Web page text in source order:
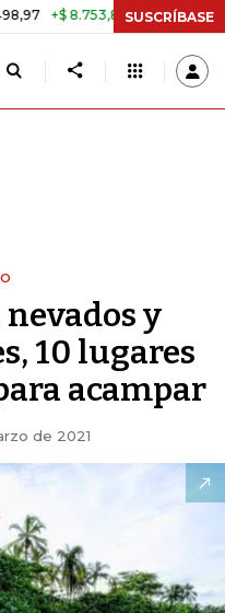
+2,19% TASA DE USURA
SUSCRÍBASE
y
10 lugares
acampar
de 2021